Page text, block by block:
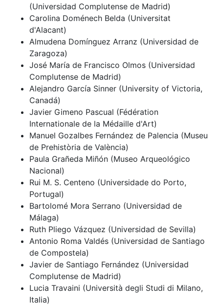
(Universidad Complutense de Madrid)
Carolina Doménech Belda (Universitat
d'Alacant)
Almudena Domínguez Arranz (Universidad de
Zaragoza)
José María de Francisco Olmos (Universidad
Complutense de Madrid)
Alejandro García Sinner (University of Victoria,
Canadá)
Javier Gimeno Pascual (Fédération
Internationale de la Médaille d'Art)
Manuel Gozalbes Fernández de Palencia (Museu
de Prehistòria de València)
Paula Grañeda Miñón (Museo Arqueológico
Nacional)
Rui M. S. Centeno (Universidade do Porto,
Portugal)
Bartolomé Mora Serrano (Universidad de
Málaga)
Ruth Pliego Vázquez (Universidad de Sevilla)
Antonio Roma Valdés (Universidad de Santiago
de Compostela)
Javier de Santiago Fernández (Universidad
Complutense de Madrid)
Lucia Travaini (Università degli Studi di Milano,
Italia)